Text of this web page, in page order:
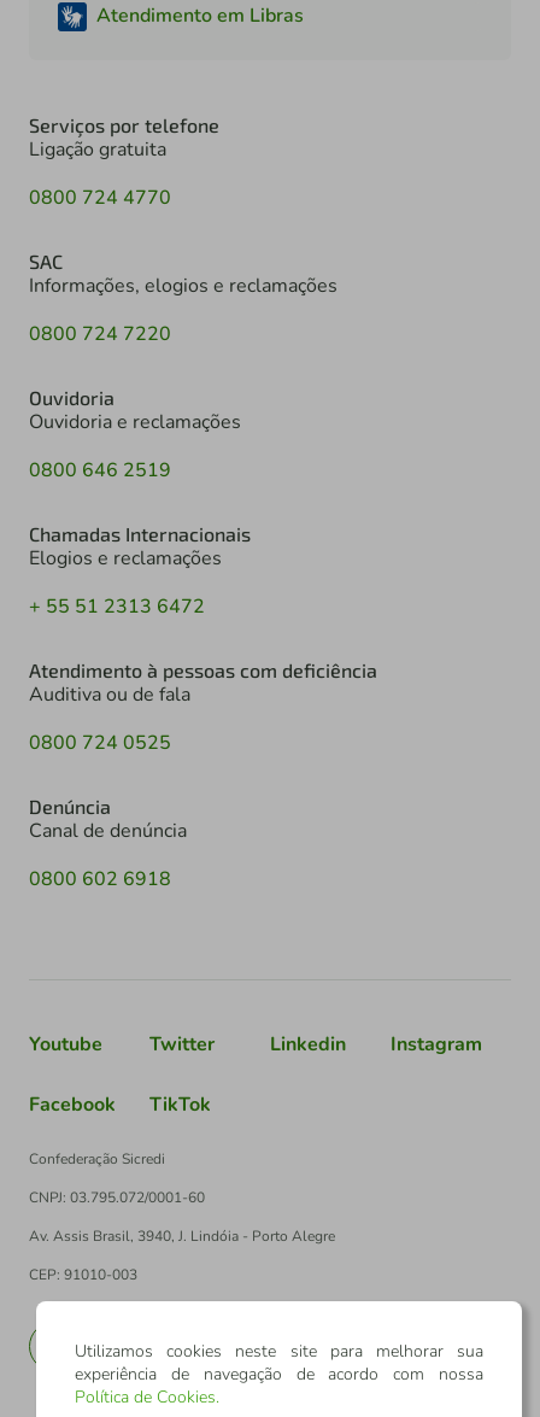
Atendimento em Libras
Serviços por telefone
Ligação gratuita
0800 724 4770
SAC
Informações, elogios e reclamações
0800 724 7220
Ouvidoria
Ouvidoria e reclamações
0800 646 2519
Chamadas Internacionais
Elogios e reclamações
+ 55 51 2313 6472
Atendimento à pessoas com deficiência
Auditiva ou de fala
0800 724 0525
Denúncia
Canal de denúncia
0800 602 6918
Youtube Twitter Linkedin Instagram
Facebook TikTok
Confederação Sicredi
CNPJ: 03.795.072/0001-60
Av. Assis Brasil, 3940, J. Lindóia - Porto Alegre
CEP: 91010-003
EN
Utilizamos cookies neste site para melhorar sua
experiência de navegação de acordo com nossa
Política de Cookies.